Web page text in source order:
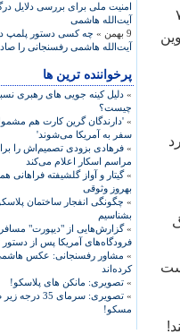
امنیت ملی برای بررسی دلایل
آیت‌الله هاشمی
9 بهمن »
چه کسی دستور پلمپ
آیت‌الله هاشمی رفسنجانی را
پرخواننده ترین ها
» دلیل کینه جویی های رهبری
چیست؟
» 'دارندگان گرین کارت هم
سفر به آمریکا می‌شوند'
» فرهادی بزودی تصمیم‌اش را
مراسم اسکار اعلام می‌کند
»گیتار و آواز گلشیفته فراهانی
بهروز وثوقی
» چگونگی انفجار ساختمان پلاسکو
بشناسیم
»گزارش‌هایی از "دیپورت"
فرودگاه‌های آمریکا پس از
» مشاور رفسنجانی: عکس
کرده‌اند
» تصویری: مانکن های پلاسکو!
»
تصویری: سرمای 35
مسکو!
شده در سال ۷۴
جنگ